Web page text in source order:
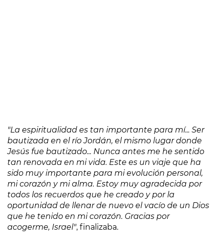
"La espiritualidad es tan importante para mí... Ser
bautizada en el río Jordán, el mismo lugar donde
Jesús fue bautizado... Nunca antes me he sentido
tan renovada en mi vida. Este es un viaje que ha
sido muy importante para mi evolución personal,
mi corazón y mi alma. Estoy muy agradecida por
todos los recuerdos que he creado y por la
oportunidad de llenar de nuevo el vacío de un Dios
que he tenido en mi corazón. Gracias por
acogerme, Israel", finalizaba.